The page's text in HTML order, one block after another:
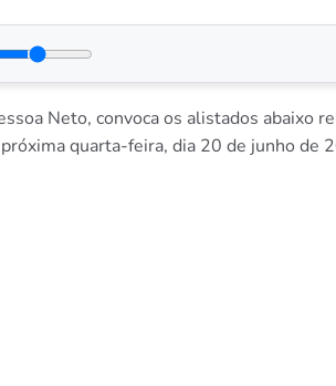
Neto, convoca os alistados abaixo
quarta-feira, dia 20 de junho de